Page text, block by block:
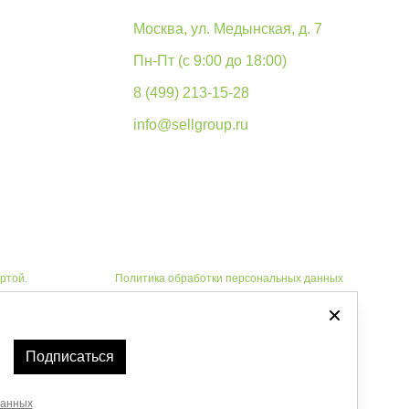
Москва, ул. Медынская, д. 7
Пн-Пт (с 9:00 до 18:00)
8 (499) 213-15-28
info@sellgroup.ru
Политика обработки персональных данных
Автоматизировано -
Подписаться